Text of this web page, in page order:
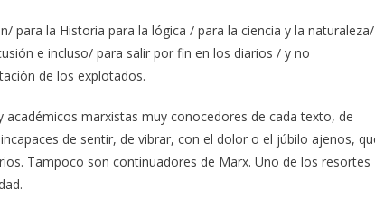
para la Historia para la lógica / para la ciencia y la naturaleza/
e in­cluso/ para salir por fin en los diarios / y no
de los explotados.
marxistas muy conocedores de cada texto, de
de sentir, de vibrar, con el dolor o el júbilo ajenos,
Tampoco son continuadores de Marx. Uno de los resortes